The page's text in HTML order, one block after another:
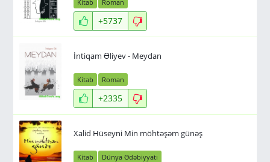
Kitab Roman
+5737
İntiqam Əliyev - Meydan
Kitab Roman
+2335
Xalid Hüseyni Min möhtəşəm günəş
Kitab Dünya Ədəbiyyatı